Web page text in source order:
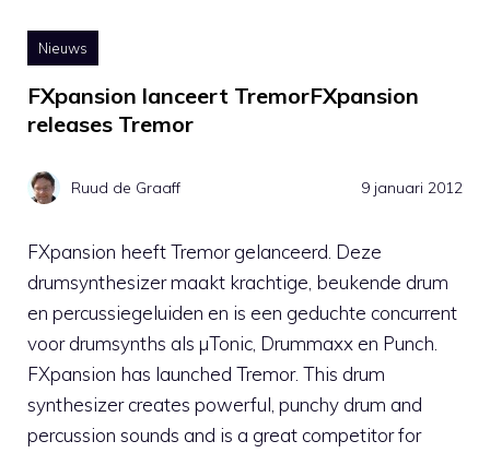
Nieuws
FXpansion lanceert TremorFXpansion
releases Tremor
Ruud de Graaff 9 januari 2012
FXpansion heeft Tremor gelanceerd. Deze
drumsynthesizer maakt krachtige, beukende drum
en percussiegeluiden en is een geduchte concurrent
voor drumsynths als µTonic, Drummaxx en Punch.
FXpansion has launched Tremor. This drum
synthesizer creates powerful, punchy drum and
percussion sounds and is a great competitor for